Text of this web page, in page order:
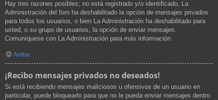
Hay tres razones posibles; no está registrado y/o identificado, La
Administración del foro ha deshabilitado la opción de mensajes privados
para todos los usuarios, o bien La Administración ha deshabilitado para
usted, o su grupo de usuarios, la opción de enviar mensajes.
Comuníquese con La Administración para más información.
Arriba
¡Recibo mensajes privados no deseados!
Si está recibiendo mensajes maliciosos u ofensivos de un usuario en
particular, puede bloquearlo para que no le pueda enviar mensajes dentro